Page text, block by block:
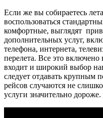
Если же вы собираетесь
воспользоваться
комфортные, выглядят
дополнительных услуг,
телефона, интернета,
перелета. Все это
входит и широкий выбор
следует отдавать крупным
рейсов случаются не
услуги значительно дороже.